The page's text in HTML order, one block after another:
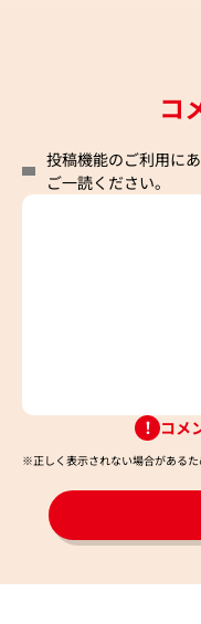
コ
投稿機能のご利用に
ご一読ください。
コメ
※正しく表示されない場合があるた